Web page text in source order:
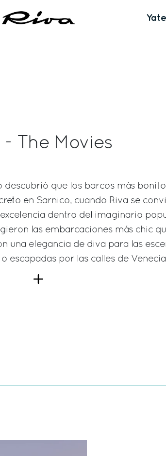
- The Movies
descubrió que los barcos más
en Sarnico, cuando Riva se
dentro del imaginario
las embarcaciones más chic
una elegancia de diva para las
escapadas por las calles de